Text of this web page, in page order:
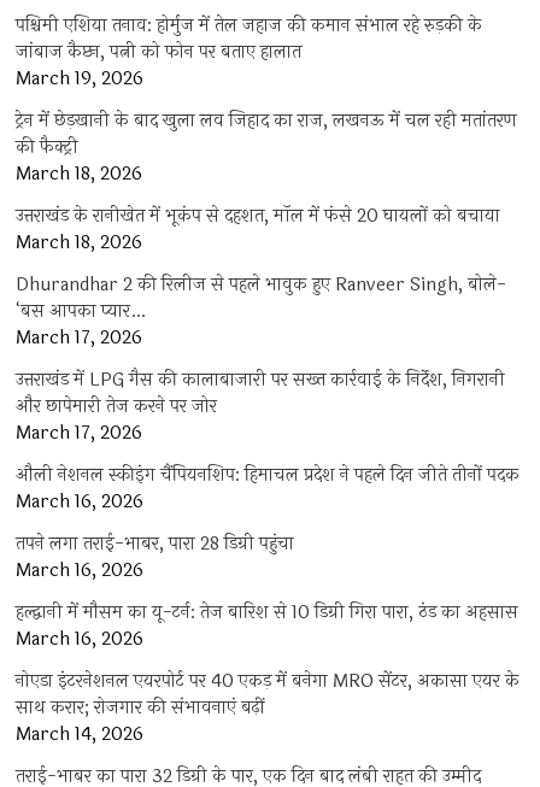
पश्चिमी एशिया तनाव: होर्मुज में तेल जहाज की कमान संभाल रहे रुड़की के
जांबाज कैप्टन, पत्नी को फोन पर बताए हालात
March 19, 2026
ट्रेन में छेड़खानी के बाद खुला लव जिहाद का राज, लखनऊ में चल रही मतांतरण
की फैक्ट्री
March 18, 2026
उत्तराखंड के रानीखेत में भूकंप से दहशत, मॉल में फंसे 20 घायलों को बचाया
March 18, 2026
Dhurandhar 2 की रिलीज से पहले भावुक हुए Ranveer Singh, बोले-
‘बस आपका प्यार…
March 17, 2026
उत्तराखंड में LPG गैस की कालाबाजारी पर सख्त कार्रवाई के निर्देश, निगरानी
और छापेमारी तेज करने पर जोर
March 17, 2026
औली नेशनल स्कीइंग चैंपियनशिप: हिमाचल प्रदेश ने पहले दिन जीते तीनों पदक
March 16, 2026
तपने लगा तराई-भाबर, पारा 28 डिग्री पहुंचा
March 16, 2026
हल्द्वानी में मौसम का यू-टर्न: तेज बारिश से 10 डिग्री गिरा पारा, ठंड का अहसास
March 16, 2026
नोएडा इंटरनेशनल एयरपोर्ट पर 40 एकड़ में बनेगा MRO सेंटर, अकासा एयर के
साथ करार; रोजगार की संभावनाएं बढ़ीं
March 14, 2026
तराई-भाबर का पारा 32 डिग्री के पार, एक दिन बाद लंबी राहत की उम्मीद